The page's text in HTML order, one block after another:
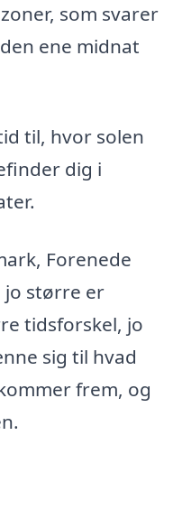
som svarer
ene midnat
til, hvor solen
dig i
Forenede
jo større er
tidsforskel, jo
sig til hvad
frem, og